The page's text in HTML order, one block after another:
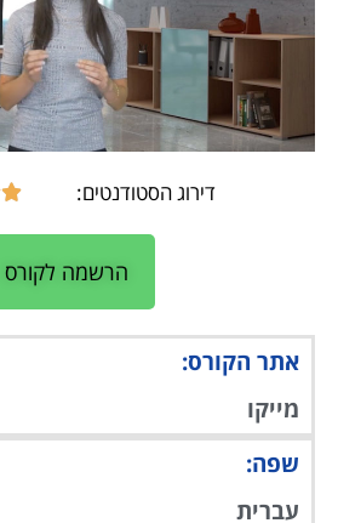
דירוג הסטודנטים: 
הרשמה לקורס
אתר הקורס:
מייקו
שפה:
עברית